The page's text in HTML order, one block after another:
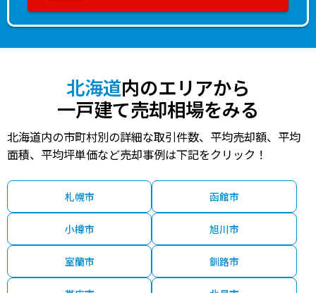
北海道内のエリアから
一戸建て売却相場をみる
北海道内の市町村別の詳細な取引件数、平均売却額、平均
面積、平均坪単価など売却事例は下記をクリック！
札幌市 函館市
小樽市 旭川市
室蘭市 釧路市